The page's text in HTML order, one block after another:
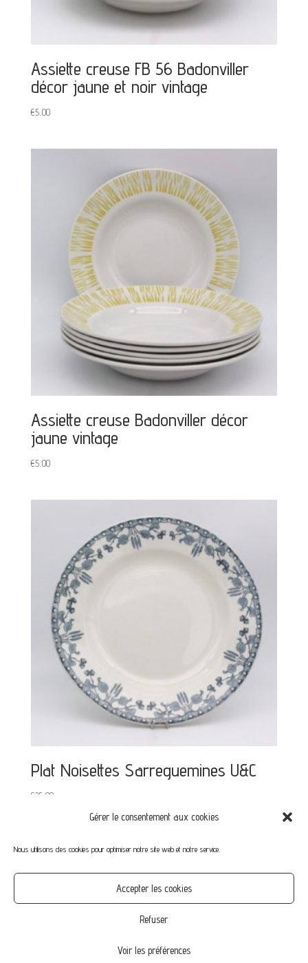
Gérer le consentement aux cookies
Nous utilisons des cookies pour optimiser notre site web et notre service.
Accepter les cookies
Refuser
Voir les préférences
Assiette creuse FB 56 Badonviller
décor jaune et noir vintage
€5,00
Assiette creuse Badonviller décor
jaune vintage
€5,00
Plat Noisettes Sarreguemines U&C
€25,00
Mot de passe perdu